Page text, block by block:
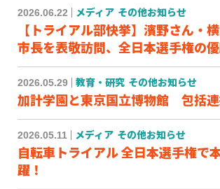
2026.06.22 メディア その他お知らせ
【トライアル部快挙】濱野さん・
市長を表敬訪問、全日本選手権の
2026.05.29 教育・研究 その他お知らせ
加計学園と東京国立博物館 包括
2026.05.11 メディア その他お知らせ
自転車トライアル 全日本選手権で
躍！